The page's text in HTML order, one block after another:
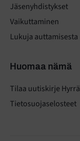
Jäsenyhdistykset
Vaikuttaminen
Lukuja auttamisesta
Huomaa nämä
Tilaa uutiskirje Hyrrä
Tietosuojaselosteet